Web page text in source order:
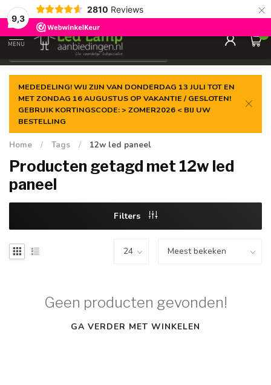
9,3
2810 Reviews ×
Gegarandeerde delaagste prijs
MENU
0
MEDEDELING! WIJ ZIJN VAN DONDERDAG 13 JULI TOT EN
MET ZONDAG 16 AUGUSTUS OP VAKANTIE / GESLOTEN!
GEBRUIK KORTINGSCODE: > ZOMER2026 < BIJ UW
BESTELLING
Home / Tags / 12w led paneel
Producten getagd met 12w led
paneel
Filters
Geen producten gevonden!
GA VERDER MET WINKELEN